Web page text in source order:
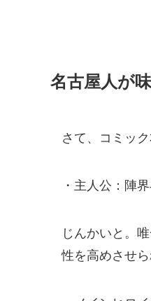
名古屋人が
さて、コミッ
・主人公：陣
じんかいと。
性を高めさせ